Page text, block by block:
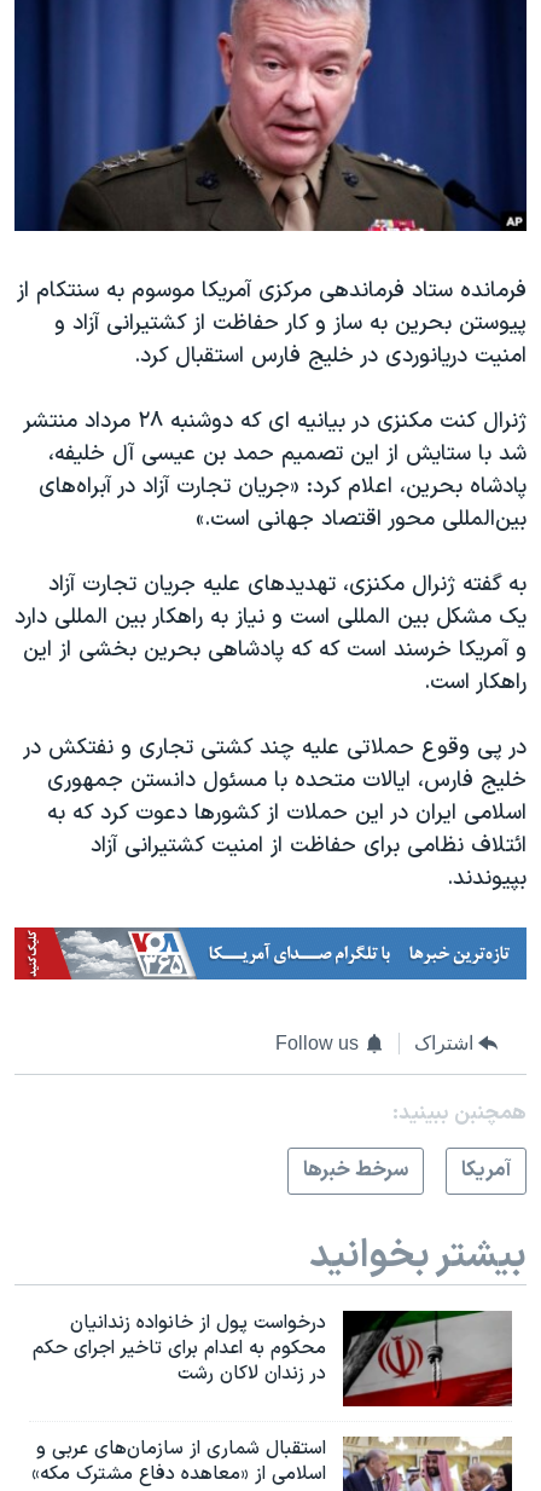
اسرائیل در جنگ
آرشیو پخش زنده
انتخابات ریاست جمهوری آمریکا ۲۰۲۴
حمله جمهوری اسلامی به اسرائیل
ورزش زنان در ایران
مجموعه مستندهای دادخواهی
تریبونال مردمی آبان ۹۸
دادگاه حمید نوری
چهل سال گروگان‌گیری
قانون شفافیت دارائی کادر رهبری ایران
اعتراضات مردمی آبان ۹۸
نرگس محمدی برنده جایزه نوبل صلح
همایش محافظه‌کاران آمریکا «سی‌پک»
صفحه‌های ویژه
زبانهای مختلف
فرمانده ستاد فرماندهی مرکزی آمریکا موسوم به سنتکام از
پیوستن بحرین به ساز و کار حفاظت از کشتیرانی آزاد و
امنیت دریانوردی در خلیج فارس استقبال کرد.
ژنرال کنت مکنزی در بیانیه ای که دوشنبه ۲۸ مرداد منتشر
شد با ستایش از این تصمیم حمد بن عیسی آل خلیفه،
پادشاه بحرین، اعلام کرد: «جریان تجارت آزاد در آبراه‌های
بین‌المللی محور اقتصاد جهانی است.»
به گفته ژنرال مکنزی، تهدیدهای علیه جریان تجارت آزاد
یک مشکل بین المللی است و نیاز به راهکار بین المللی دارد
و آمریکا خرسند است که که پادشاهی بحرین بخشی از این
راهکار است.
در پی وقوع حملاتی علیه چند کشتی تجاری و نفتکش در
خلیج فارس، ایالات متحده با مسئول دانستن جمهوری
اسلامی ایران در این حملات از کشورها دعوت کرد که به
ائتلاف نظامی برای حفاظت از امنیت کشتیرانی آزاد
بپیوندند.
اشتراک Follow us
همچنبن ببینید:
آمريکا
سرخط خبرها
بیشتر بخوانید
درخواست پول از خانواده زندانیان
محکوم به‌ اعدام برای تاخیر اجرای حکم
در زندان لاکان رشت
استقبال شماری از سازمان‌های عربی و
اسلامی از «معاهده دفاع مشترک مکه»